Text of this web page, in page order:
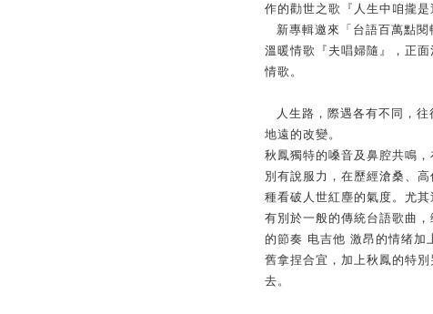
作的勸世之歌『人生中咱攏是
新專輯邀來「台語百萬點閱
溫暖情歌『夫唱婦隨』，正
情歌。
人生路，際遇各有不同，
地遠的改變。
秋鳳獨特的嗓音及鼻腔共鳴
別有說服力，在歷經滄桑、
種看破人世紅塵的氣度。尤
有別於一般的傳統台語歌曲
的節奏 电吉他 激昂的情绪加
舊拿捏合宜，加上秋鳳的特
去。